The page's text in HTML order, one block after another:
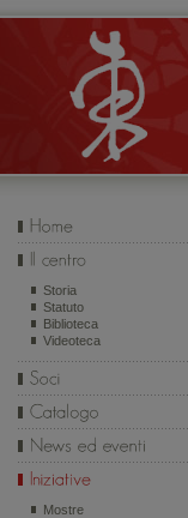
Storia
Statuto
Biblioteca
Videoteca
Mostre